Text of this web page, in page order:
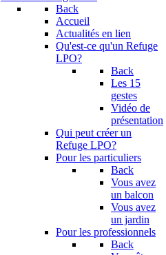
Back
Accueil
Actualités en lien
Qu'est-ce qu'un Refuge
LPO?
Back
Les 15
gestes
Vidéo de
présentation
Qui peut créer un
Refuge LPO?
Pour les particuliers
Back
Vous avez
un balcon
Vous avez
un jardin
Pour les professionnels
Back